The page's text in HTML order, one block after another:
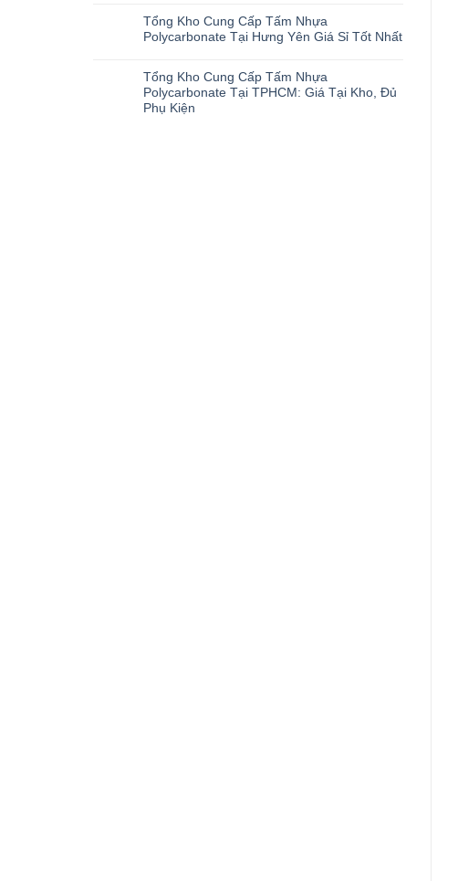
Tổng Kho Cung Cấp Tấm Nhựa
Polycarbonate Tại Hưng Yên Giá Sỉ Tốt Nhất
Tổng Kho Cung Cấp Tấm Nhựa
Polycarbonate Tại TPHCM: Giá Tại Kho, Đủ
Phụ Kiện